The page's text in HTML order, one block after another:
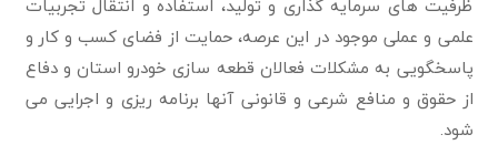
علمی و عملی موجود در این عرصه، حمایت از فضای کسب و کار و
پاسخگویی به مشکلات فعالان قطعه سازی خودرو استان و دفاع
از حقوق و منافع شرعی و قانونی آنها برنامه ریزی و اجرایی می
شود.